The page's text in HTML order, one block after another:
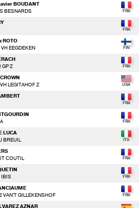
BOUDANT
BESNARDS
ROTO
EEGDEKEN
GP Z
LEGITAHOF Z
LUCA
BREUIL
COUTIL
IBIS
VAN'T GILLEKENSHOF
AZNAR